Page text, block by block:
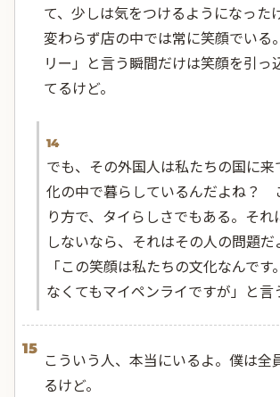
て、少しは気をつけるようになった
変わらず店の中では常に笑顔でいる
リー」と言う瞬間だけは笑顔を引っ
てるけど。
14
でも、その外国人は私たちの国に来
化の中で暮らしているんだよね？
り方で、タイらしさでもある。それ
しないなら、それはその人の問題
「この笑顔は私たちの文化なんで
なくてもマイペンライですが」と言
15
こういう人、本当にいるよ。僕は全
るけど。